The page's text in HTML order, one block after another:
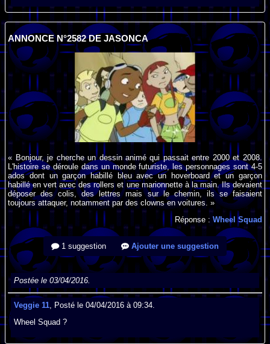
ANNONCE N°2582 DE JASONCA
« Bonjour, je cherche un dessin animé qui passait entre 2000 et 2008.
L'histoire se déroule dans un monde futuriste, les personnages sont 4-5
ados dont un garçon habillé bleu avec un hoverboard et un garçon
habillé en vert avec des rollers et une marionnette à la main. Ils devaient
déposer des colis, des lettres mais sur le chemin, ils se faisaient
toujours attaquer, notamment par des clowns en voitures. »
Réponse : Wheel Squad
1 suggestion Ajouter une suggestion
Postée le 03/04/2016.
Veggie 11 , Posté le 04/04/2016 à 09:34.
Wheel Squad ?